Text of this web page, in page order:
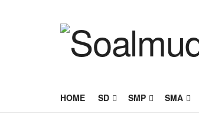
HOME SD SMP SMA